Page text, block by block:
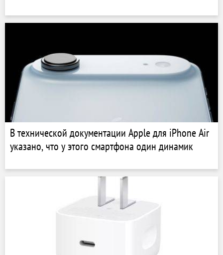
В технической документации Apple для iPhone Air
указано, что у этого смартфона один динамик